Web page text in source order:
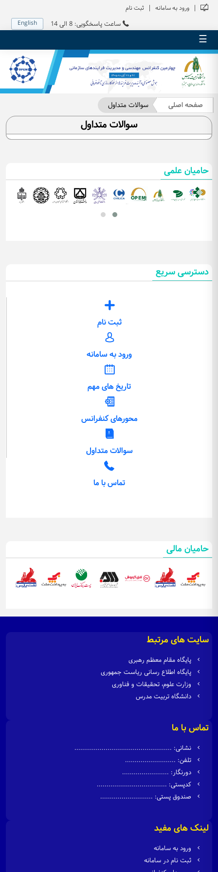
| ورود به سامانه | ثبت نام
ساعت پاسخگویی: 8 الی 14 English
☰
صفحه اصلی سوالات متداول
سوالات متداول
حامیان علمی
دسترسی سریع
ثبت نام
ورود به سامانه
تاریخ های مهم
محورهای کنفرانس
سوالات متداول
تماس با ما
حامیان مالی
سایت های مرتبط
پایگاه مقام معظم رهبری
پایگاه اطلاع رسانی ریاست جمهوری
وزارت علوم، تحقیقات و فناوری
دانشگاه تربیت مدرس
تماس با ما
نشانی: ..................................................
تلفن: ..........................
دورنگار: ........................
کدپستی: ....................................
صندوق پستی: ...........................
لینک های مفید
ورود به سامانه
ثبت نام در سامانه